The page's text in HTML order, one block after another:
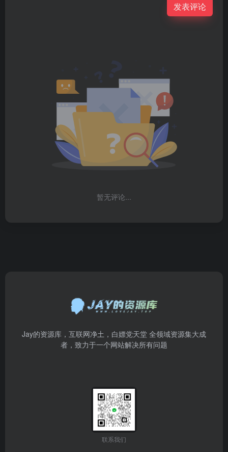
发表评论
暂无评论...
Jay的资源库，互联网净土，白嫖党天堂 全领域资源集大成
者，致力于一个网站解决所有问题
联系我们